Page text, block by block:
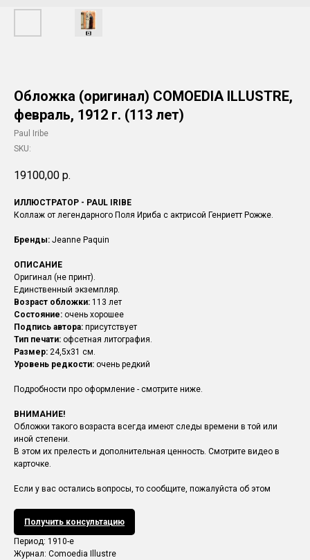
Обложка (оригинал) COMOEDIA ILLUSTRE,
февраль, 1912 г. (113 лет)
Paul Iribe
SKU:
19100,00 р.
ИЛЛЮСТРАТОР - PAUL IRIBE
Коллаж от легендарного Поля Ириба c актрисой Генриетт Рожже.
Бренды: Jeanne Paquin
ОПИСАНИЕ
Оригинал (не принт).
Единственный экземпляр.
Возраст обложки: 113 лет
Состояние: очень хорошее
Подпись автора: присутствует
Тип печати: офсетная литография.
Размер: 24,5х31 см.
Уровень редкости: очень редкий
Подробности про оформление - смотрите ниже.
ВНИМАНИЕ!
Обложки такого возраста всегда имеют следы времени в той или
иной степени.
В этом их прелесть и дополнительная ценность. Смотрите видео в
карточке.
Если у вас остались вопросы, то сообщите, пожалуйста об этом
Получить консультацию
Период: 1910-e
Журнал: Comoedia Illustre